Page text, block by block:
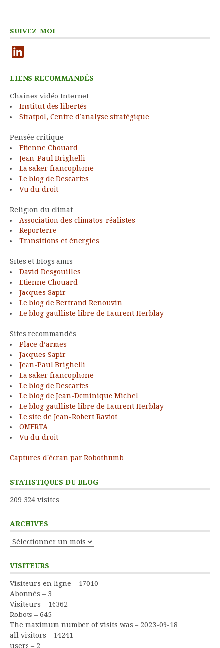
SUIVEZ-MOI
LinkedIn
LIENS RECOMMANDÉS
Chaines vidéo Internet
Institut des libertés
Stratpol, Centre d’analyse stratégique
Pensée critique
Etienne Chouard
Jean-Paul Brighelli
La saker francophone
Le blog de Descartes
Vu du droit
Religion du climat
Association des climatos-réalistes
Reporterre
Transitions et énergies
Sites et blogs amis
David Desgouilles
Etienne Chouard
Jacques Sapir
Le blog de Bertrand Renouvin
Le blog gaulliste libre de Laurent Herblay
Sites recommandés
Place d’armes
Jacques Sapir
Jean-Paul Brighelli
La saker francophone
Le blog de Descartes
Le blog de Jean-Dominique Michel
Le blog gaulliste libre de Laurent Herblay
Le site de Jean-Robert Raviot
OMERTA
Vu du droit
Captures d'écran par Robothumb
STATISTIQUES DU BLOG
209 324 visites
ARCHIVES
Archives
VISITEURS
Visiteurs en ligne – 17010
Abonnés – 3
Visiteurs – 16362
Robots – 645
The maximum number of visits was – 2023-09-18
all visitors – 14241
users – 2